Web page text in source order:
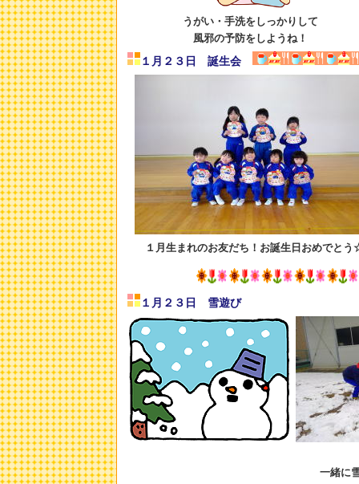
うがい・手洗をしっかりして
風邪の予防をしようね！
１月２３日 誕生会
１月生まれのお友だち！お誕生日おめでと
１月２３日 雪遊び
一緒に